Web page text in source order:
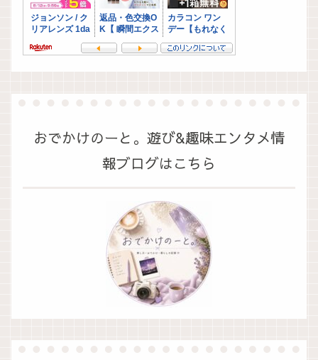
おでかけのーと。遊び&趣味エンタメ情
報ブログはこちら